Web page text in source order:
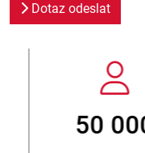
Dotaz odeslat
800